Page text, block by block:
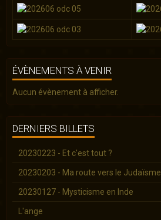
ÉVÈNEMENTS À VENIR
Aucun évènement à afficher.
DERNIERS BILLETS
20230223 - Et c'est tout ?
20230203 - Ma route vers le Judaïsme
20230127 - Mysticisme en Inde
L'ange